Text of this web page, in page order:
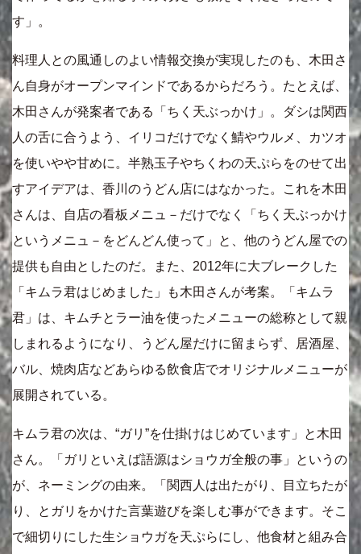
す」。
料理人との風通しのよい情報交換が実現したのも、木田さ
ん自身がオープンマインドであるからだろう。たとえば、
木田さんが発案者である「ちく天ぶっかけ」。ダシは関西
人の舌に合うよう、イリコだけでなく鯖やウルメ、カツオ
を使いやや甘めに。半熟玉子やちくわの天ぷらをのせて出
すアイデアは、香川のうどん店にはなかった。これを木田
さんは、自店の看板メニュ－だけでなく「ちく天ぶっかけ
というメニュ－をどんどん使って」と、他のうどん屋での
提供も自由としたのだ。また、2012年に大ブレークした
「キムラ君はじめました」も木田さんが考案。「キムラ
君」は、キムチとラー油を使ったメニューの総称として親
しまれるようになり、うどん屋だけに留まらず、居酒屋、
バル、焼肉店などあらゆる飲食店でオリジナルメニューが
展開されている。
キムラ君の次は、“ガリ”を仕掛けはじめています」と木田
さん。「ガリといえば語源はショウガ全般の事」というの
が、ネーミングの由来。「関西人は出たがり、目立ちたが
り、とガリをかけた言葉遊びを楽しむ事ができます。そこ
で細切りにした生ショウガを天ぷらにし、他食材と組み合